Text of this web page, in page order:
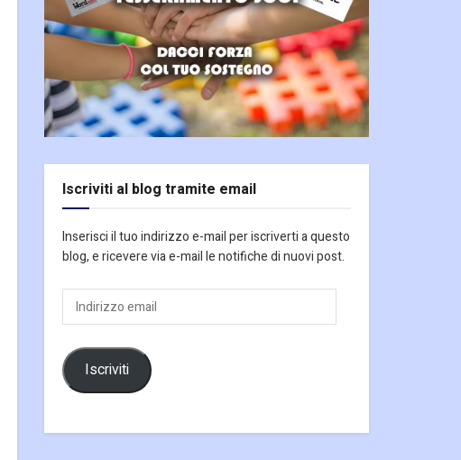
Iscriviti al blog tramite email
Inserisci il tuo indirizzo e-mail per iscriverti a questo
blog, e ricevere via e-mail le notifiche di nuovi post.
Indirizzo
email
Iscriviti